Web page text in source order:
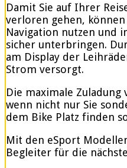
Damit Sie auf Ihrer
verloren gehen,
Navigation nutzen und
sicher unterbringen.
am Display der
Strom versorgt.
Die maximale Zuladung
wenn nicht nur Sie
dem Bike Platz finden
Mit den eSport
Begleiter für die